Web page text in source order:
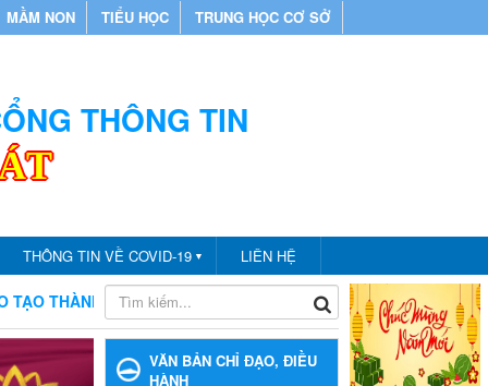
MẦM NON TIỂU HỌC TRUNG HỌC CƠ SỞ
THÔNG TIN
THÔNG TIN VỀ COVID-19 ▼ LIÊN HỆ
BẾN CÁT CHÀO MỪNG BẠN ĐẾN VỚI CỔNG THÔNG
VĂN BẢN CHỈ ĐẠO, ĐIỀU
HÀNH